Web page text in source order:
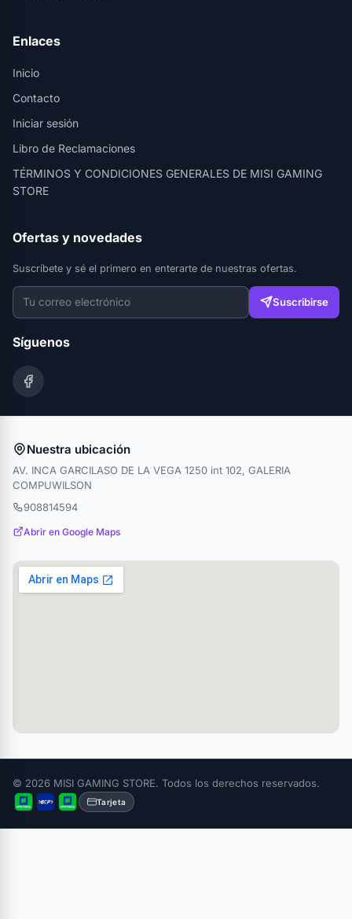
Enlaces
Inicio
Contacto
Iniciar sesión
Libro de Reclamaciones
TÉRMINOS Y CONDICIONES GENERALES DE MISI GAMING
STORE
Ofertas y novedades
Suscríbete y sé el primero en enterarte de nuestras ofertas.
Suscribirse
Síguenos
Nuestra ubicación
AV. INCA GARCILASO DE LA VEGA 1250 int 102, GALERIA
COMPUWILSON
908814594
Abrir en Google Maps
© 2026 MISI GAMING STORE. Todos los derechos reservados.
Tarjeta